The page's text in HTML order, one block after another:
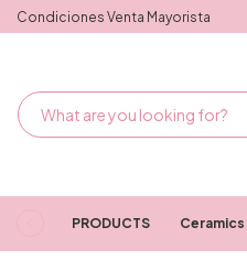
Condiciones Venta Mayorista
PRODUCTS Ceramics